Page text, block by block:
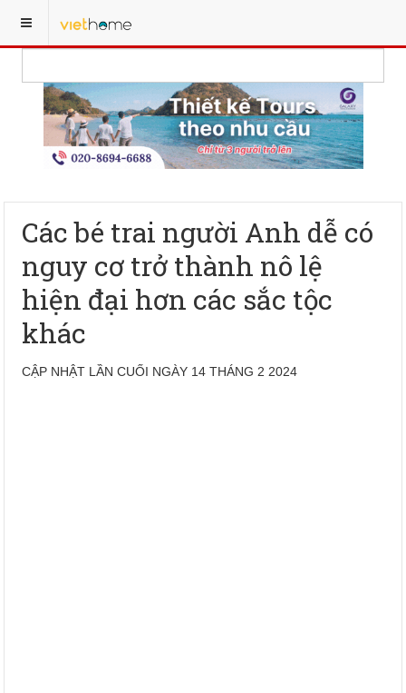
Các bé trai người Anh dễ có
nguy cơ trở thành nô lệ
hiện đại hơn các sắc tộc
khác
CẬP NHẬT LẦN CUỐI NGÀY 14 THÁNG 2 2024